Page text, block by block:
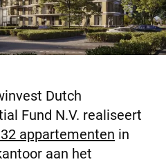
Dutch
Fund N.V. realiseert
appartementen in
aan het